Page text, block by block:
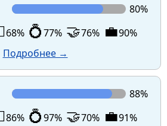
80%
68% 💍77% 🤝76% 💼90%
Подробнее →
88%
86% 💍97% 🤝70% 💼91%